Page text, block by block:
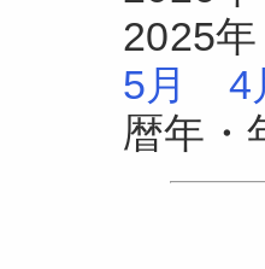
2025年
5月
4
暦年・